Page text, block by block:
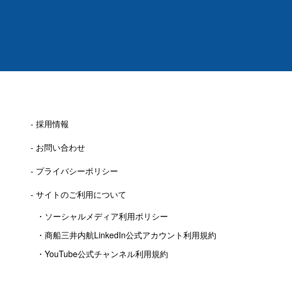
採用情報
お問い合わせ
プライバシーポリシー
サイトのご利用について
ソーシャルメディア利用ポリシー
商船三井内航LinkedIn公式アカウント利用規約
YouTube公式チャンネル利用規約